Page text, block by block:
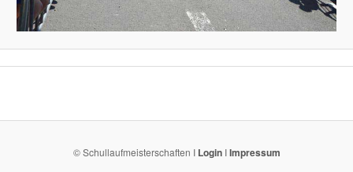
© Schullaufmeisterschaften I LoginIImpressum